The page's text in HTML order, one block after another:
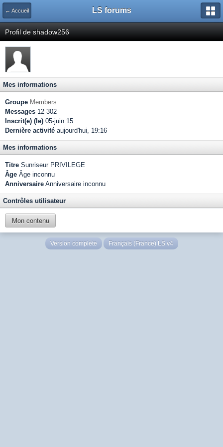
← Accueil LS forums
Profil de shadow256
Mes informations
Groupe Members
Messages 12 302
Inscrit(e) (le) 05-juin 15
Dernière activité aujourd'hui, 19:16
Mes informations
Titre Sunriseur PRIVILEGE
Âge Âge inconnu
Anniversaire Anniversaire inconnu
Contrôles utilisateur
Mon contenu
Version complète Français (France) LS v4